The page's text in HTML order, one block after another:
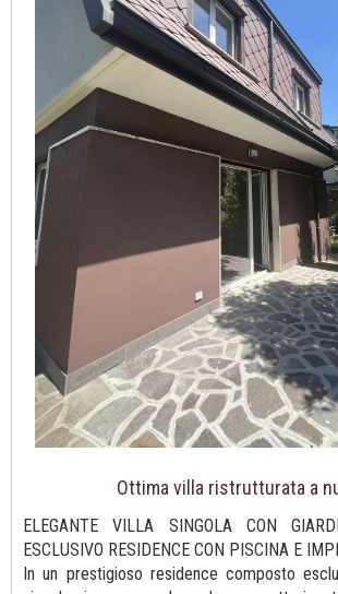
Ottima villa ristrutturata a
ELEGANTE VILLA SINGOLA CON
ESCLUSIVO RESIDENCE CON PISCINA E
In un prestigioso residence composto